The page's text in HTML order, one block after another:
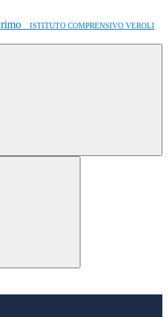
ISTITUTO COMPRENSIVO VEROLI